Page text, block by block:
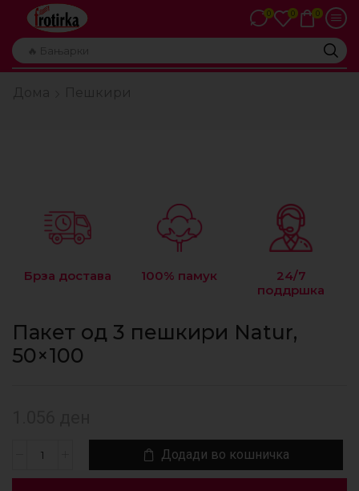
🔥 Бањарки
0 0 0
Брза достава 100% памук
24/7
поддршка
Пакет од 3 пешкири Natur,
50×100
Додади во кошничка